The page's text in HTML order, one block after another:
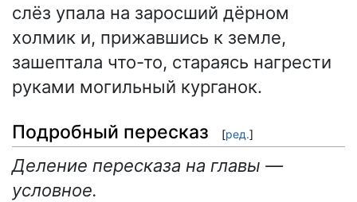
слёз упала на заросший дёрном
холмик и, прижавшись к земле,
зашептала что-то, стараясь нагрести
руками могильный курганок.
Подробный пересказ [ред.]
Деление пересказа на главы —
условное.